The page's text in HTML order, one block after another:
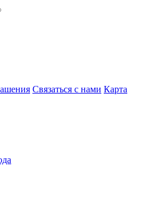
Связаться с нами Карта